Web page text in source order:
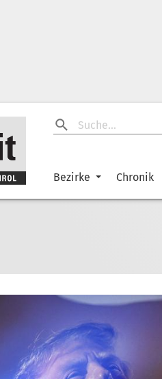
Bezirke Chronik